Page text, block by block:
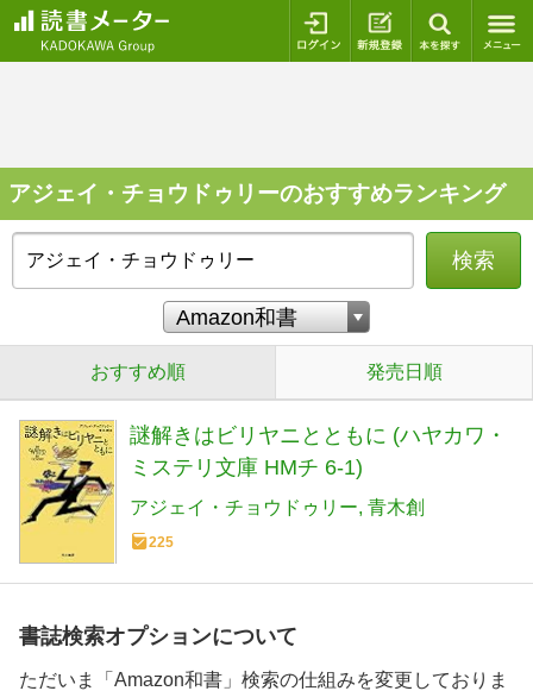
ログイン 新規登録
アジェイ・チョウドゥリーのおすすめランキング
検索
おすすめ順 発売日順
謎解きはビリヤニとともに (ハヤカワ・
ミステリ文庫 HMチ 6-1)
アジェイ・チョウドゥリー 青木創
225
書誌検索オプションについて
ただいま「Amazon和書」検索の仕組みを変更しておりま